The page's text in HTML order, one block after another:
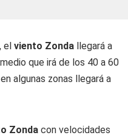
el viento Zonda llegará a
que irá de los 40 a 60
algunas zonas llegará a
Zonda con velocidades